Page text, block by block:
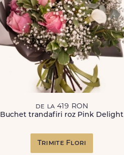
de la 419 RON
Buchet trandafiri roz Pink Delight
Trimite Flori